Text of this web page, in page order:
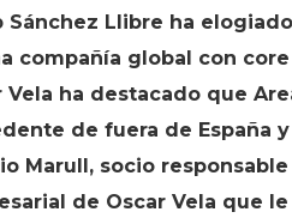
Sánchez Llibre ha
compañía global con
Vela ha destacado que
de fuera de España
Marull, socio
de Oscar Vela que